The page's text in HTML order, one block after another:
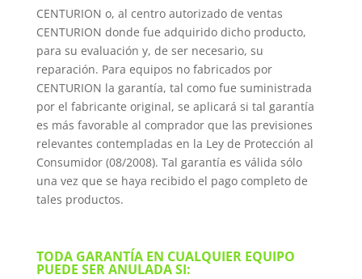
CENTURION o, al centro autorizado de ventas
CENTURION donde fue adquirido dicho producto,
para su evaluación y, de ser necesario, su
reparación. Para equipos no fabricados por
CENTURION la garantía, tal como fue suministrada
por el fabricante original, se aplicará si tal garantía
es más favorable al comprador que las previsiones
relevantes contempladas en la Ley de Protección al
Consumidor (08/2008). Tal garantía es válida sólo
una vez que se haya recibido el pago completo de
tales productos.
TODA GARANTÍA EN CUALQUIER EQUIPO
PUEDE SER ANULADA SI: